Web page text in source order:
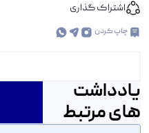
اشتراک گذاری
چاپ کردن
یادداشت
های مرتبط